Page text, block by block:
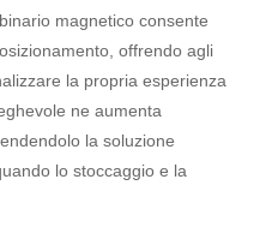
magnetico consente
offrendo agli
la propria esperienza
ne aumenta
la soluzione
lo stoccaggio e la